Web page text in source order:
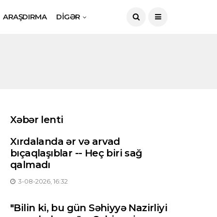
ARAŞDIRMA DİGƏR
Xəbər lenti
Xırdalanda ər və arvad
bıçaqlaşıblar -- Heç biri sağ
qalmadı
3-08-2026, 16:32
"Bilin ki, bu gün Səhiyyə Nazirliyi